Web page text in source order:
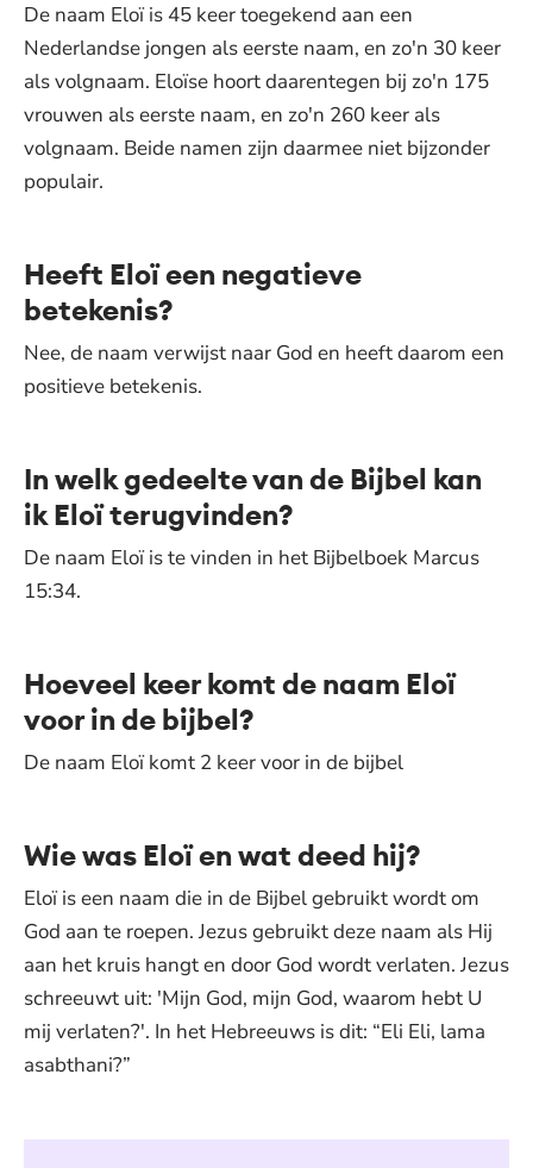
De naam Eloï is 45 keer toegekend aan een
Nederlandse jongen als eerste naam, en zo'n 30 keer
als volgnaam. Eloïse hoort daarentegen bij zo'n 175
vrouwen als eerste naam, en zo'n 260 keer als
volgnaam. Beide namen zijn daarmee niet bijzonder
populair.
Heeft Eloï een negatieve
betekenis?
Nee, de naam verwijst naar God en heeft daarom een
positieve betekenis.
In welk gedeelte van de Bijbel kan
ik Eloï terugvinden?
De naam Eloï is te vinden in het Bijbelboek Marcus
15:34.
Hoeveel keer komt de naam Eloï
voor in de bijbel?
De naam Eloï komt 2 keer voor in de bijbel
Wie was Eloï en wat deed hij?
Eloï is een naam die in de Bijbel gebruikt wordt om
God aan te roepen. Jezus gebruikt deze naam als Hij
aan het kruis hangt en door God wordt verlaten. Jezus
schreeuwt uit: 'Mijn God, mijn God, waarom hebt U
mij verlaten?'. In het Hebreeuws is dit: “Eli Eli, lama
asabthani?”